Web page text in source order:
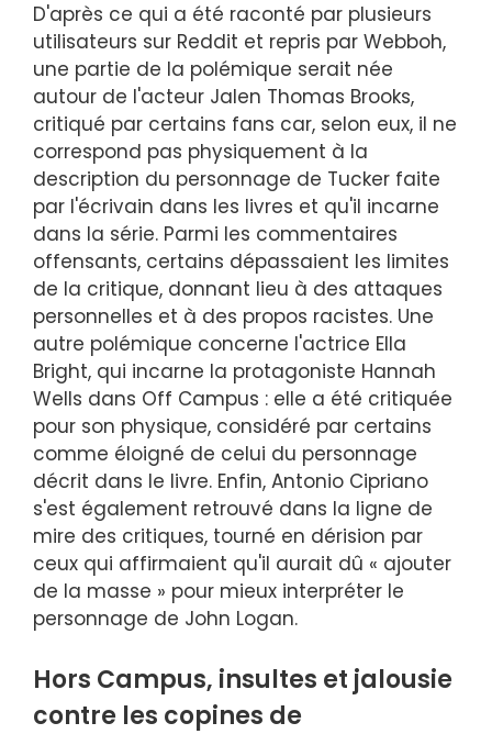
D'après ce qui a été raconté par plusieurs
utilisateurs sur Reddit et repris par Webboh,
une partie de la polémique serait née
autour de l'acteur Jalen Thomas Brooks,
critiqué par certains fans car, selon eux, il ne
correspond pas physiquement à la
description du personnage de Tucker faite
par l'écrivain dans les livres et qu'il incarne
dans la série. Parmi les commentaires
offensants, certains dépassaient les limites
de la critique, donnant lieu à des attaques
personnelles et à des propos racistes. Une
autre polémique concerne l'actrice Ella
Bright, qui incarne la protagoniste Hannah
Wells dans Off Campus : elle a été critiquée
pour son physique, considéré par certains
comme éloigné de celui du personnage
décrit dans le livre. Enfin, Antonio Cipriano
s'est également retrouvé dans la ligne de
mire des critiques, tourné en dérision par
ceux qui affirmaient qu'il aurait dû « ajouter
de la masse » pour mieux interpréter le
personnage de John Logan.
Hors Campus, insultes et jalousie
contre les copines de